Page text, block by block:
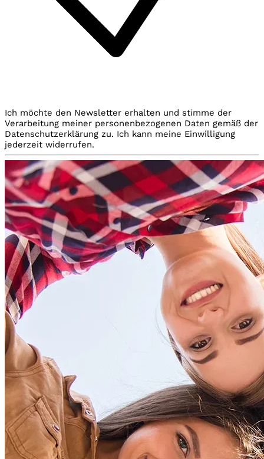
Ich möchte den Newsletter erhalten und stimme der
Verarbeitung meiner personenbezogenen Daten gemäß der
Datenschutzerklärung zu. Ich kann meine Einwilligung
jederzeit widerrufen.